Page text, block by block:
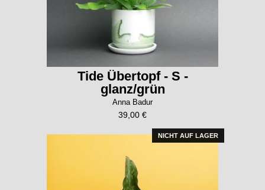
Tide Übertopf - S -
glanz/grün
Anna Badur
39,00 €
NICHT AUF LAGER